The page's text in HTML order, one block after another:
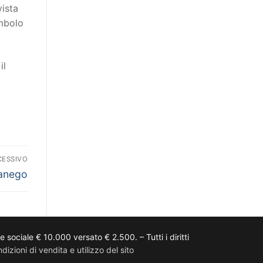
sociale € 10.000 versato € 2.500. – Tutti i diritti
di vendita e utilizzo del sito